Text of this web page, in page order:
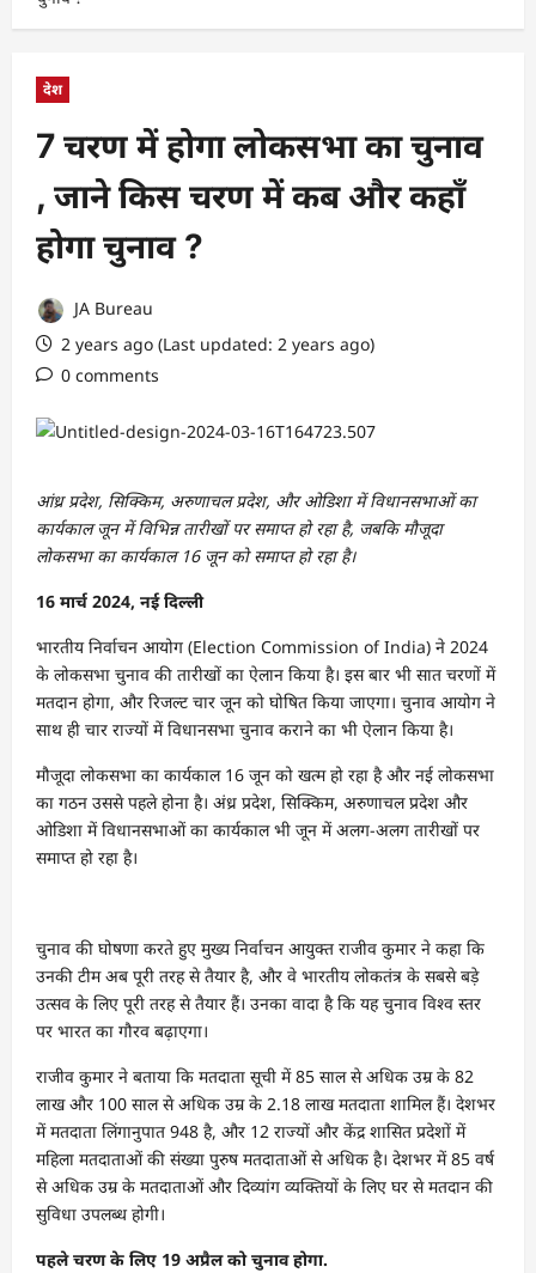
देश
7 चरण में होगा लोकसभा का चुनाव
, जाने किस चरण में कब और कहाँ
होगा चुनाव ?
JA Bureau
2 years ago (Last updated: 2 years ago)
0 comments
आंध्र प्रदेश, सिक्किम, अरुणाचल प्रदेश, और ओडिशा में विधानसभाओं का
कार्यकाल जून में विभिन्न तारीखों पर समाप्त हो रहा है, जबकि मौजूदा
लोकसभा का कार्यकाल 16 जून को समाप्त हो रहा है।
16 मार्च 2024, नई दिल्ली
भारतीय निर्वाचन आयोग (Election Commission of India) ने 2024
के लोकसभा चुनाव की तारीखों का ऐलान किया है। इस बार भी सात चरणों में
मतदान होगा, और रिजल्ट चार जून को घोषित किया जाएगा। चुनाव आयोग ने
साथ ही चार राज्यों में विधानसभा चुनाव कराने का भी ऐलान किया है।
मौजूदा लोकसभा का कार्यकाल 16 जून को खत्म हो रहा है और नई लोकसभा
का गठन उससे पहले होना है। अंध्र प्रदेश, सिक्किम, अरुणाचल प्रदेश और
ओडिशा में विधानसभाओं का कार्यकाल भी जून में अलग-अलग तारीखों पर
समाप्त हो रहा है।
चुनाव की घोषणा करते हुए मुख्य निर्वाचन आयुक्त राजीव कुमार ने कहा कि
उनकी टीम अब पूरी तरह से तैयार है, और वे भारतीय लोकतंत्र के सबसे बड़े
उत्सव के लिए पूरी तरह से तैयार हैं। उनका वादा है कि यह चुनाव विश्व स्तर
पर भारत का गौरव बढ़ाएगा।
राजीव कुमार ने बताया कि मतदाता सूची में 85 साल से अधिक उम्र के 82
लाख और 100 साल से अधिक उम्र के 2.18 लाख मतदाता शामिल हैं। देशभर
में मतदाता लिंगानुपात 948 है, और 12 राज्यों और केंद्र शासित प्रदेशों में
महिला मतदाताओं की संख्या पुरुष मतदाताओं से अधिक है। देशभर में 85 वर्ष
से अधिक उम्र के मतदाताओं और दिव्यांग व्यक्तियों के लिए घर से मतदान की
सुविधा उपलब्ध होगी।
पहले चरण के लिए 19 अप्रैल को चुनाव होगा.